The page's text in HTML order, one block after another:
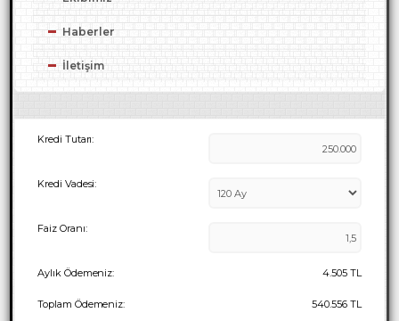
Haberler
İletişim
Kredi Tutarı:
Kredi Vadesi:
Faiz Oranı:
Aylık Ödemeniz: 4.505 TL
Toplam Ödemeniz: 540.556 TL